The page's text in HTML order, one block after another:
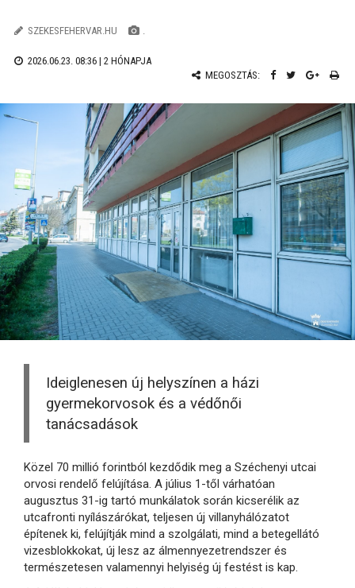
SZEKESFEHERVAR.HU .
2026.06.23. 08:36 | 2 HÓNAPJA
MEGOSZTÁS:
Ideiglenesen új helyszínen a házi
gyermekorvosok és a védőnői
tanácsadások
Közel 70 millió forintból kezdődik meg a Széchenyi utcai
orvosi rendelő felújítása. A július 1-től várhatóan
augusztus 31-ig tartó munkálatok során kicserélik az
utcafronti nyílászárókat, teljesen új villanyhálózatot
építenek ki, felújítják mind a szolgálati, mind a betegellátó
vizesblokkokat, új lesz az álmennyezetrendszer és
természetesen valamennyi helyiség új festést is kap.